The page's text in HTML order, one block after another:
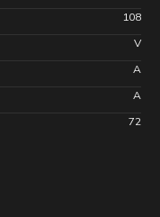
108
V
A
A
72